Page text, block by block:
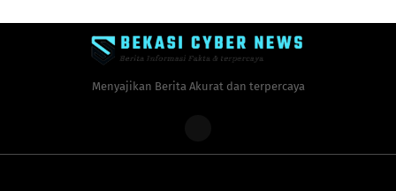
Menyajikan Berita Akurat dan terpercaya